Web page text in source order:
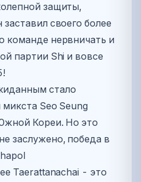
защиты,
своего более
команде нервничать и
партии Shi и вовсе
стало
Seo Seung
Кореи. Но это
заслужено, победа в
Taerattanachai - это